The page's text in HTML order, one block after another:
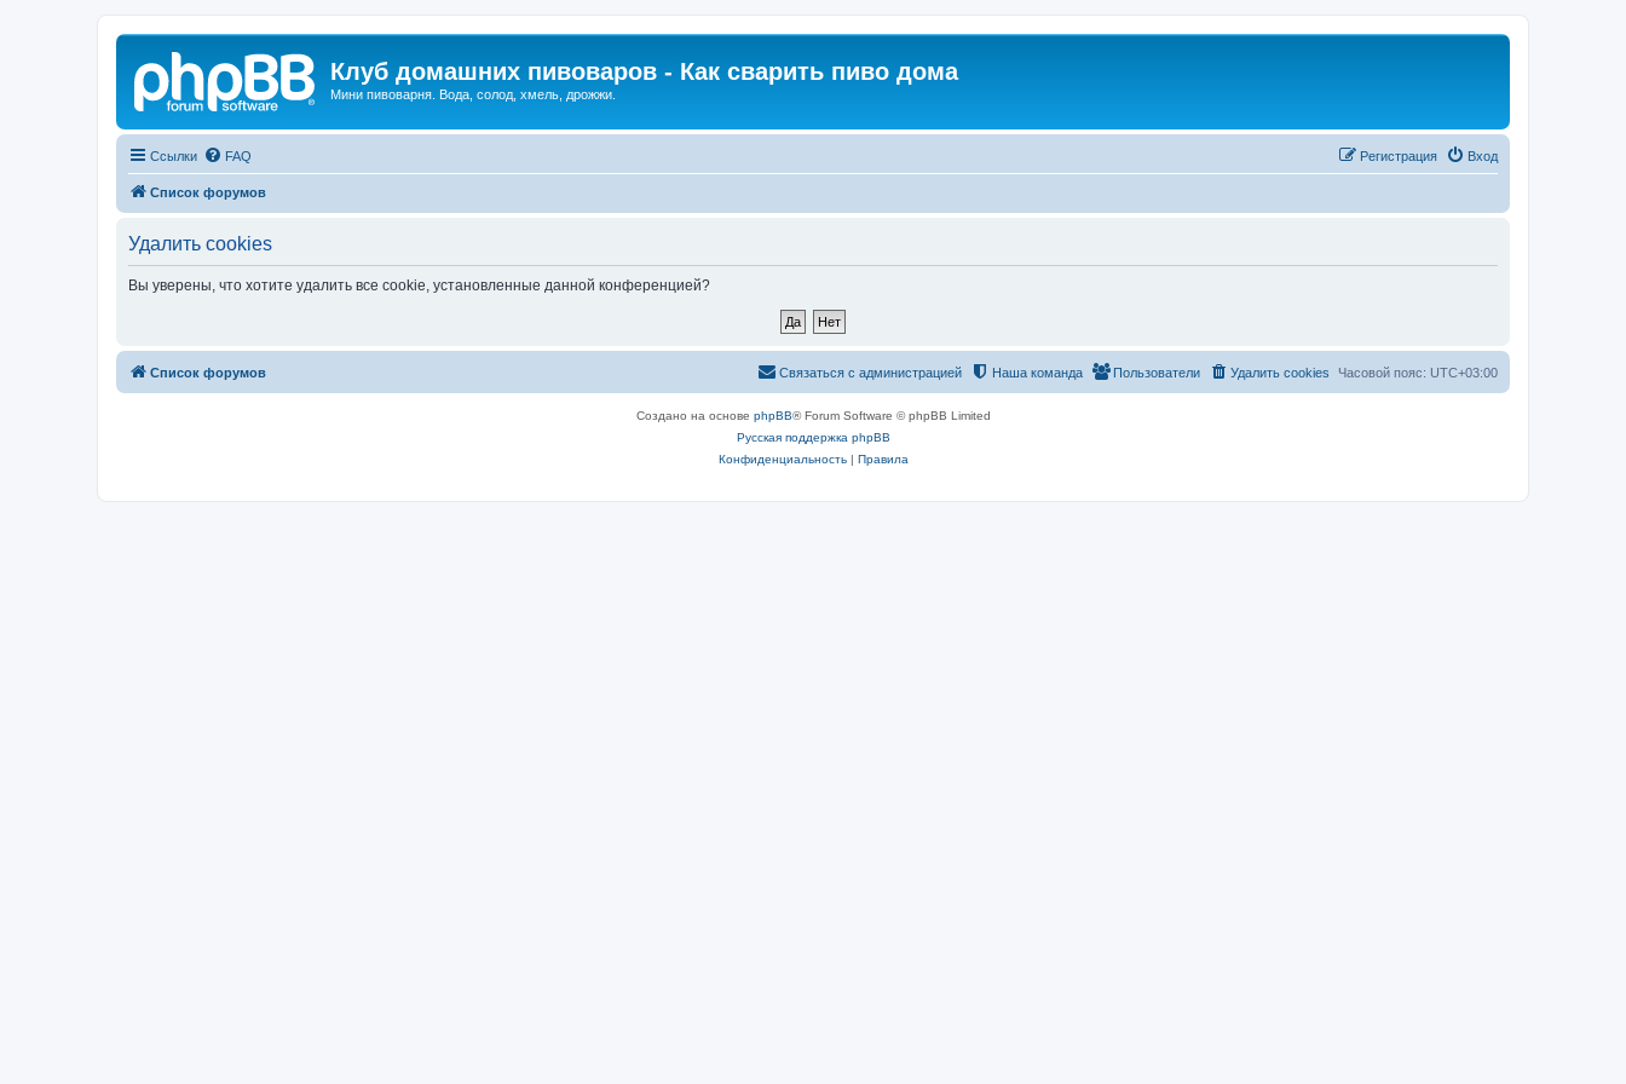
Клуб домашних пивоваров - Как cварить пиво дома
Мини пивоварня. Вода, солод, хмель, дрожжи.
Ссылки FAQ Вход
Регистрация
Список форумов
Удалить cookies
Вы уверены, что хотите удалить все cookie, установленные данной конференцией?
Список форумов Часовой пояс: UTC+03:00
Удалить cookies
Пользователи
Наша команда
Связаться с администрацией
Создано на основе phpBB® Forum Software © phpBB Limited
Русская поддержка phpBB
Конфиденциальность| Правила